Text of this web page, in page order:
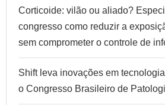
Corticoide: vilão ou aliado?
congresso como reduzir a
sem comprometer o controle de
Shift leva inovações em
o Congresso Brasileiro de